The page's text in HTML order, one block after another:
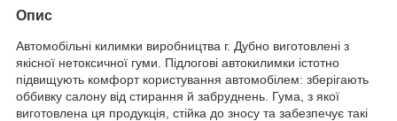
Опис
Автомобільні килимки виробництва г. Дубно виготовлені з
якісної нетоксичної гуми. Підлогові автокилимки істотно
підвищують комфорт користування автомобілем: зберігають
оббивку салону від стирання й забруднень. Гума, з якої
виготовлена ця продукція, стійка до зносу та забезпечує такі